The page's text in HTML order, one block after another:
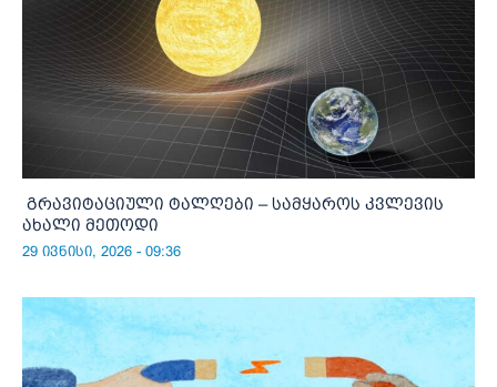
გრავიტაციული ტალღები – სამყაროს კვლევის
ახალი მეთოდი
29 ივნისი, 2026 - 09:36